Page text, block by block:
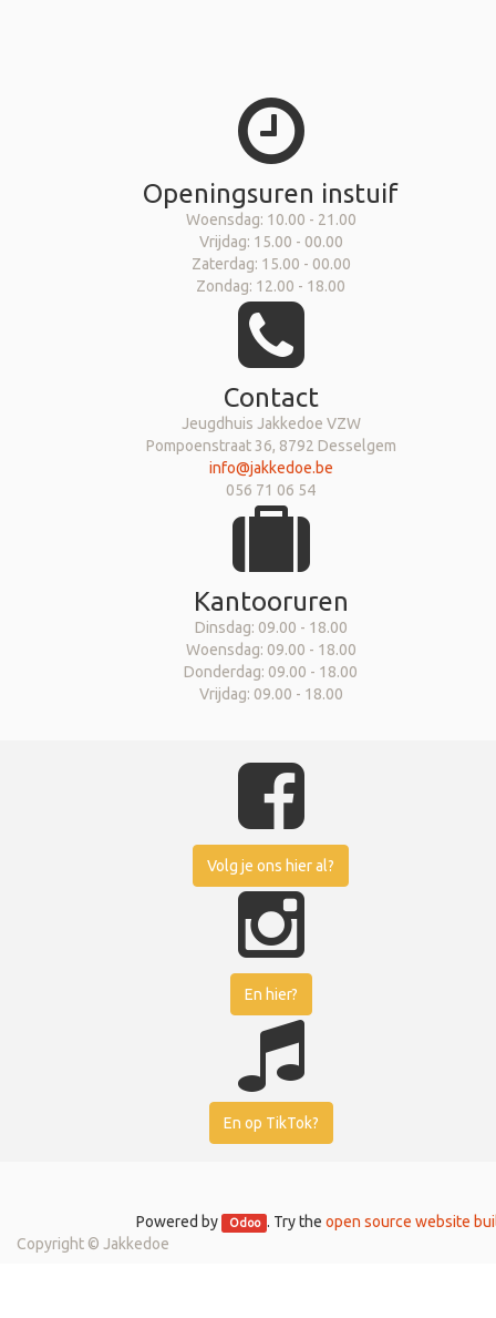
Openingsuren instuif
Woensdag: 10.00 - 21.00
Vrijdag: 15.00 - 00.00
Zaterdag: 15.00 - 00.00
Zondag: 12.00 - 18.00
Contact
Jeugdhuis Jakkedoe VZW
Pompoenstraat 36, 8792 Desselgem
info@jakkedoe.be
056 71 06 54
Kantooruren
Dinsdag: 09.00 - 18.00
Woensdag: 09.00 - 18.00
Donderdag: 09.00 - 18.00
Vrijdag: 09.00 - 18.00
Volg je ons hier al?
En hier?
En op TikTok?
Powered by Odoo . Try the open source website
Copyright © Jakkedoe